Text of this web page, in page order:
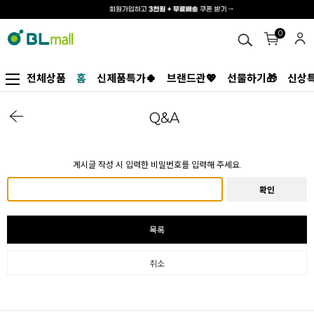
0
전체상품 홈 신제품특가🍀 브랜드관💖 선물하기🎁 신상
Q&A
게시글 작성 시 입력한 비밀번호를 입력해 주세요.
확인
목록
취소